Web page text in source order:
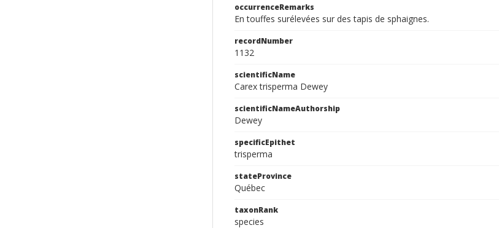
occurrenceRemarks
En touffes surélevées sur des tapis de sphaignes.
recordNumber
1132
scientificName
Carex trisperma Dewey
scientificNameAuthorship
Dewey
specificEpithet
trisperma
stateProvince
Québec
taxonRank
species